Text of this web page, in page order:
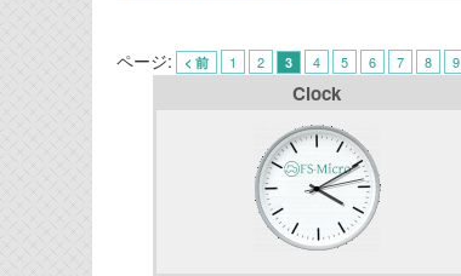
ページ: < 前 1 2 3 4 5 6 7 8 9
Clock